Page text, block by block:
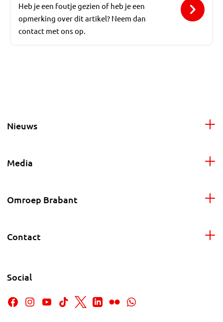
Heb je een foutje gezien of heb je een
opmerking over dit artikel? Neem dan
contact met ons op.
Nieuws
Media
Omroep Brabant
Contact
Social